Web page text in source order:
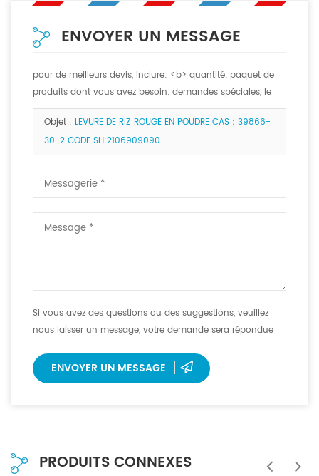
ENVOYER UN MESSAGE
pour de meilleurs devis, inclure: <b> quantité; paquet de
produits dont vous avez besoin; demandes spéciales, le
cas échéant. <b>
Objet : LEVURE DE RIZ ROUGE EN POUDRE CAS：39866-
30-2 CODE SH:2106909090
Si vous avez des questions ou des suggestions, veuillez
nous laisser un message, votre demande sera répondue
ENVOYER UN MESSAGE
PRODUITS CONNEXES